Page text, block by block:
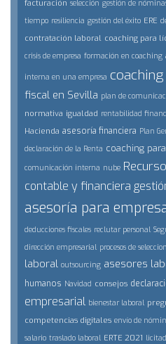
facturación selección gestión de
tiempo resiliencia gestión del éxito ERE
contratación laboral coaching para
crisis de empresa formación en coaching
interna en una empresa
fiscal en Sevilla plan de
normativa igualdad rentabilidad
Hacienda asesoría financiera Plan
declaración de la Renta coaching
comunicación interna nube
contable y financiera
asesoría para
deducciones fiscales reclutar personal
dirección empresarial procesos de seleccion
laboral outsourcing asesores
humanos Navidad consejos
empresarial bienestar laboral
competencias digitales envío de
salario traslado laboral ERTE 2021